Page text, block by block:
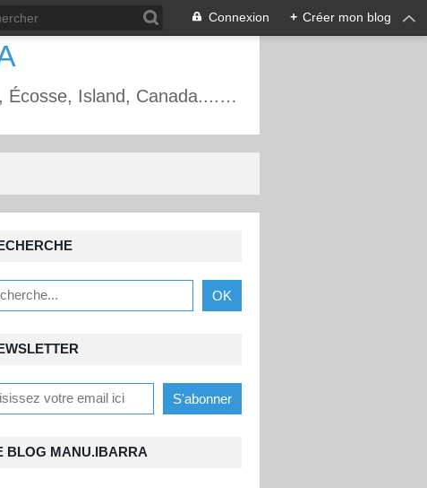
Connexion + Créer mon blog
Alpinisme, escalade, cascade de glace, France, Écosse, Mt Blanc, Oisans, Écosse, Island, Canada.... Les aventures d'un guide de haute montagne.
BLOG MANU.IBARRA